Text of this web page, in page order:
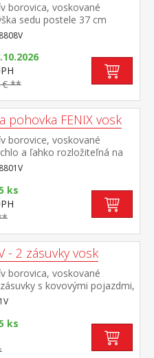
borovica, voskované
sedu postele 37 cm
rošty sú v cene, matrace
výsuv možno využiť ako
alebo ako prístelku
matraca pre prístelku 10
rozmer matracov 90 × 200
€ **
pohovka FENIX vosk
borovice, voskované
a ľahko rozložiteľná na
dva latkové rošty sú
matrace nie sú v cene,
matracov 90 × 200
pohovky Fenix je možné
vysoký matrac, v prípade
matraca do výšky 11 cm
ks
- 2 zásuvky vosk
borovica, voskované
s kovovými pojazdmi,
cm
ks